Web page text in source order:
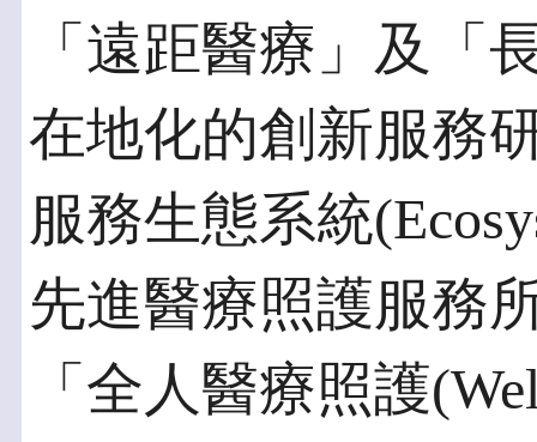
「遠距醫療」及「
在地化的創新服務
服務生態系統
先進醫療照護服務
「全人醫療照護